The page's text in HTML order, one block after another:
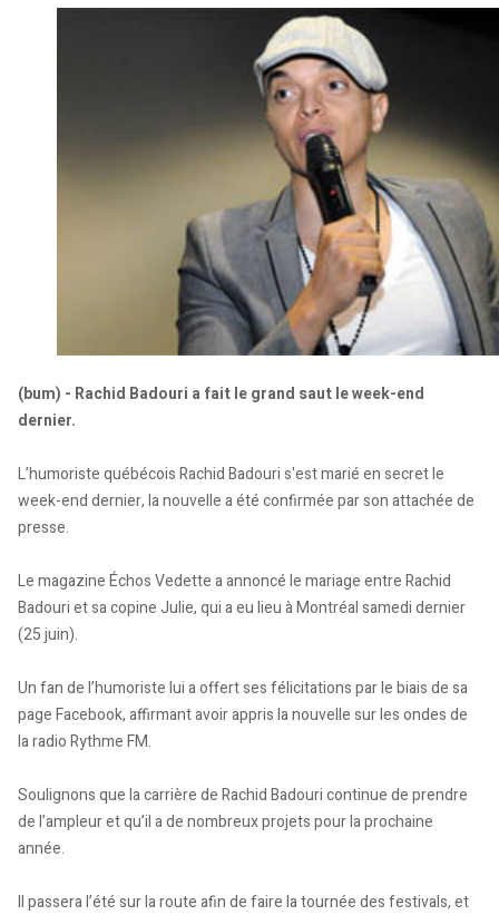
(bum) - Rachid Badouri a fait le grand saut le week-end
dernier.
L’humoriste québécois Rachid Badouri s'est marié en secret le
week-end dernier, la nouvelle a été confirmée par son attachée de
presse.
Le magazine Échos Vedette a annoncé le mariage entre Rachid
Badouri et sa copine Julie, qui a eu lieu à Montréal samedi dernier
(25 juin).
Un fan de l’humoriste lui a offert ses félicitations par le biais de sa
page Facebook, affirmant avoir appris la nouvelle sur les ondes de
la radio Rythme FM.
Soulignons que la carrière de Rachid Badouri continue de prendre
de l’ampleur et qu’il a de nombreux projets pour la prochaine
année.
Il passera l’été sur la route afin de faire la tournée des festivals, et